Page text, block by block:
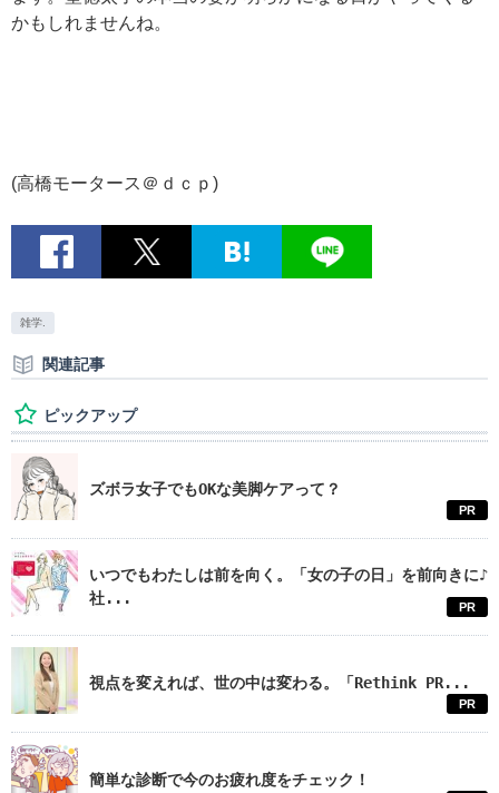
かもしれませんね。
(高橋モータース＠ｄｃｐ)
雑学.
関連記事
ピックアップ
ズボラ女子でもOKな美脚ケアって？
PR
いつでもわたしは前を向く。「女の子の日」を前向きに♪
社...
PR
視点を変えれば、世の中は変わる。「Rethink PR...
PR
簡単な診断で今のお疲れ度をチェック！